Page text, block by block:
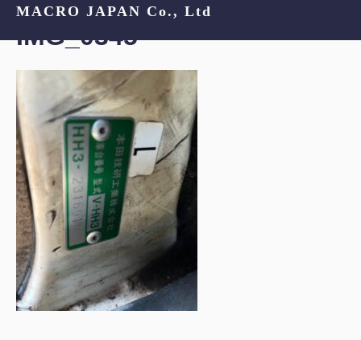
MACRO JAPAN Co., Ltd
IMG_0345